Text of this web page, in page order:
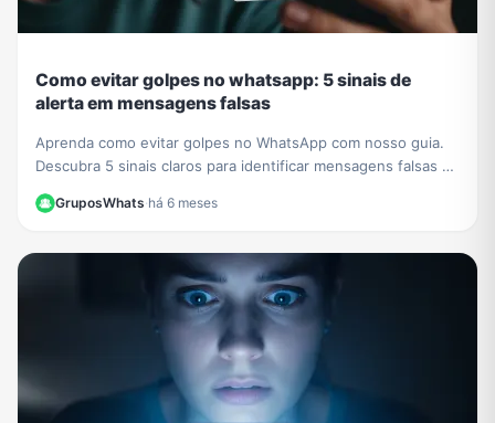
Como evitar golpes no whatsapp: 5 sinais de
alerta em mensagens falsas
Aprenda como evitar golpes no WhatsApp com nosso guia.
Descubra 5 sinais claros para identificar mensagens falsas e
proteger seus dados de criminosos.
GruposWhats·há 6 meses